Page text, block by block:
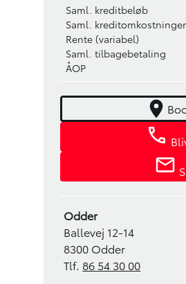
Saml. kreditbeløb
Saml. kreditomkostninger
Rente (variabel)
Saml. tilbagebetaling
ÅOP
Odder
Ballevej 12-14
8300 Odder
Tlf. 86 54 30 00